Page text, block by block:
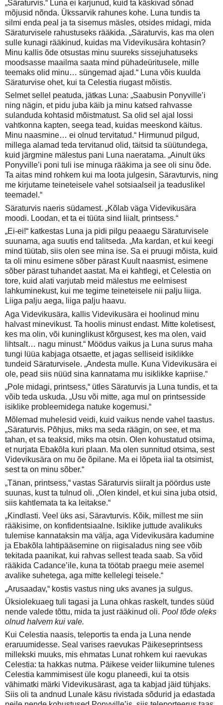
„Säraturvis.“ Luna ei karjunud, kuid ta käskivad sõnad
mõjusid nõnda. Ükssarvik rahunes kohe. Luna tundis ta
silmi enda peal ja ta sisemus mäsles, otsides midagi, mida
Säraturvisele rahustuseks rääkida. „Säraturvis, kas ma olen
sulle kunagi rääkinud, kuidas ma Videvikusära kohtasin?
Minu kallis õde otsustas minu suureks sissejuhatuseks
moodsasse maailma saata mind pühadeüritusele, mille
teemaks olid minu… süngemad ajad.“ Luna võis kuulda
Säraturvise ohet, kui ta Celestia riugast mõistis.
Selmet sellel peatuda, jätkas Luna: „Saabusin Ponyville’i
ning nägin, et pidu juba käib ja minu katsed rahvasse
sulanduda kohtasid mõistmatust. Sa olid sel ajal lossi
vahtkonna kapten, seega tead, kuidas meeskond käitus.
Minu naasmine… ei olnud tervitatud.“ Hirmunud pilgud,
millega alamad teda tervitanud olid, täitsid ta süütundega,
kuid järgmine mälestus pani Luna naeratama. „Ainult üks
Ponyville’i poni tuli ise minuga rääkima ja see oli sinu õde.
Ta aitas mind rohkem kui ma loota julgesin, Säravturvis, ning
me kirjutame teineteisele vahel sotsiaalseil ja teaduslikel
teemadel.“
Säraturvis naeris südamest. „Kõlab väga Videvikusära
moodi. Loodan, et ta ei tüüta sind liialt, printsess.“
„Ei-ei!“ katkestas Luna ja pidi pilgu peaaegu Säraturvisele
suunama, aga suutis end talitseda. „Ma kardan, et kui keegi
mind tüütab, siis olen see mina ise. Sa ei pruugi mõista, kuid
ta oli minu esimene sõber pärast Kuult naasmist, esimene
sõber pärast tuhandet aastat. Ma ei kahtlegi, et Celestia on
tore, kuid alati varjutab meid mälestus me eelmisest
lahkuminekust, kui me tegime teineteisele nii palju liiga.
Liiga palju aega, liiga palju haavu.
Aga Videvikusära, kallis Videvikusära ei hoolinud minu
halvast minevikust. Ta hoolis minust endast. Mitte koletisest,
kes ma olin, või kuninglikust kõrgusest, kes ma olen, vaid
lihtsalt… nagu minust.“ Möödus vaikus ja Luna surus maha
tungi lüüa kabjaga otsaette, et jagas selliseid isiklikke
tundeid Säraturvisele. „Andesta mulle. Kuna Videvikusära ei
ole, pead siis nüüd sina kannatama mu isiklikke kapriise.“
„Pole midagi, printsess,“ ütles Säraturvis ja Luna tundis, et ta
võib teda uskuda. „Usu või mitte, aga mul on printsesside
isiklike probleemidega natuke kogemusi.“
Mõlemad muhelesid veidi, kuid vaikus nende vahel taastus.
„Säraturvis. Põhjus, miks ma seda räägin, on see, et ma
tahan, et sa teaksid, miks ma otsin. Olen kohustatud otsima,
et nurjata Ebakõla kuri plaan. Ma olen sunnitud otsima, sest
Videvikusära on mu õe õpilane. Ma ei lõpeta iial ta otsimist,
sest ta on minu sõber.“
„Tänan, printsess,“ vastas Säraturvis siiralt ja pöördus uste
suunas, kust ta tulnud oli. „Olen kindel, et kui sina juba otsid,
siis kahtlemata ta ka leitakse.“
„Kindlasti. Veel üks asi, Säravturvis. Kõik, millest me siin
rääkisime, on konfidentsiaalne. Isiklike juttude avalikuks
tulemise kannataksin ma välja, aga Videvikusära kadumine
ja Ebakõla lahtipääsemine on riigisaladus ning see võib
tekitada paanikat, kui rahvas sellest teada saab. Sa võid
rääkida Cadance’ile, kuna ta töötab praegu meie asemel
avalike suhetega, aga mitte kellelegi teisele.“
„Arusaadav,“ kostis vastus ning uks avanes ja sulgus.
Üksiolekuaeg tuli tagasi ja Luna ohkas raskelt, tundes süüd
nende valede tõttu, mida ta just rääkinud oli. Pool tõde oleks
olnud halvem kui vale.
Kui Celestia naasis, teleportis ta enda ja Luna nende
eraruumidesse. Seal varises raevukas Päikeseprintsess
millekski muuks, mis ehmatas Lunat rohkem kui raevukas
Celestia: ta hakkas nutma. Päikese veider liikumine tulenes
Celestia kammimisest üle kogu planeedi, kui ta otsis
vähimatki märki Videvikusärast, aga ta kabjad jäid tühjaks.
Siis oli ta andnud Lunale käsu rivistada sõdurid ja edastada